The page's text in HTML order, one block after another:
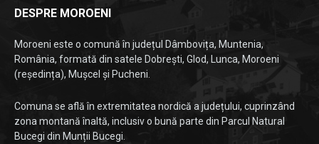
DESPRE MOROENI
Moroeni este o comună în județul Dâmbovița, Muntenia,
România, formată din satele Dobrești, Glod, Lunca, Moroeni
(reședința), Mușcel și Pucheni.
Comuna se află în extremitatea nordică a județului, cuprinzând
zona montană înaltă, inclusiv o bună parte din Parcul Natural
Bucegi din Munții Bucegi.